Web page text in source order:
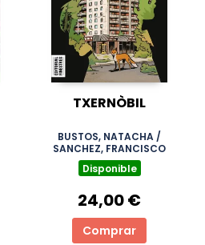
TXERNÒBIL
BUSTOS, NATACHA /
SANCHEZ, FRANCISCO
Disponible
24,00 €
Comprar